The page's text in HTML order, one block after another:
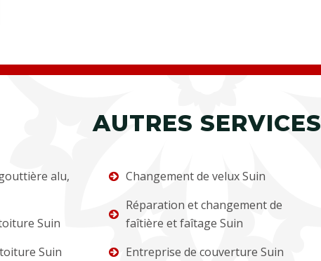
AUTRES SERVICES
alu,
Suin
Suin
Changement de velux Suin
Réparation et changement de
faîtière et faîtage Suin
Entreprise de couverture Suin